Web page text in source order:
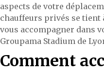
aspects de votre
chauffeurs privés se
vous accompagner dans
Groupama Stadium de
Comment